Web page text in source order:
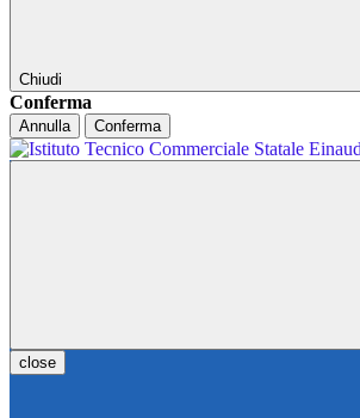
Chiudi
Conferma
Annulla Conferma
close